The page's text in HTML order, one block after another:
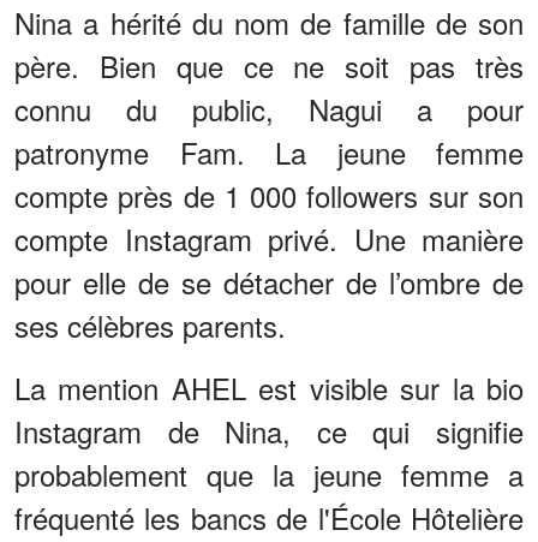
Nina a hérité du nom de famille de son
père. Bien que ce ne soit pas très
connu du public, Nagui a pour
patronyme Fam. La jeune femme
compte près de 1 000 followers sur son
compte Instagram privé. Une manière
pour elle de se détacher de l’ombre de
ses célèbres parents.
La mention AHEL est visible sur la bio
Instagram de Nina, ce qui signifie
probablement que la jeune femme a
fréquenté les bancs de l'École Hôtelière